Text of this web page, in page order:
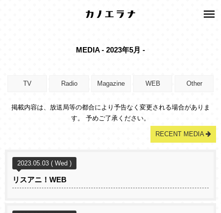
MEDIA - 2023年5月 -
TV Radio Magazine WEB Other
掲載内容は、放送局等の都合により予告なく変更される場合がありま
す。 予めご了承ください。
RECENT MEDIA
2023.05.03 ( Wed )
リスアニ！WEB